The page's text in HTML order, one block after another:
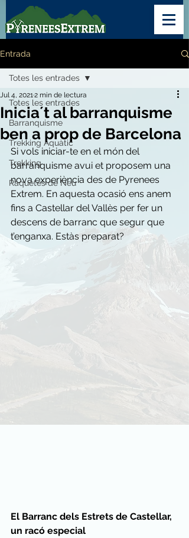
Entrada
Totes les entrades
Barranquisme
Trekking Aquàtic
Trekking
Raquetes de Neu
Totes les entrades
Inicia´t al barranquisme
ben a prop de Barcelona
Jul 4, 20212 min de lectura
Si vols iniciar-te en el món del
barranquisme avui et proposem una
nova experiència des de Pyrenees
Extrem. En aquesta ocasió ens anem
fins a Castellar del Vallès per fer un
descens de barranc que segur que
t’enganxa. Estàs preparat?
El Barranc dels Estrets de Castellar,
un racó especial